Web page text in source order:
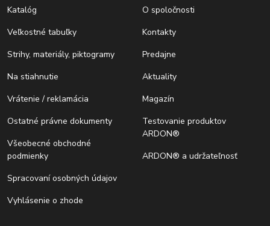
Katalóg
Veľkostné tabuľky
Strihy, materiály, piktogramy
Na stiahnutie
Vrátenie / reklamácia
Ostatné právne dokumenty
Všeobecné obchodné
podmienky
Spracovaní osobných údajov
Vyhlásenie o zhode
O spoločnosti
Kontakty
Predajne
Aktuality
Magazín
Testovanie produktov
ARDON®
ARDON® a udržateľnosť